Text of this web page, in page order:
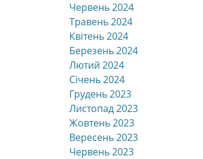
Червень 2024
Травень 2024
Квітень 2024
Березень 2024
Лютий 2024
Січень 2024
Грудень 2023
Листопад 2023
Жовтень 2023
Вересень 2023
Червень 2023